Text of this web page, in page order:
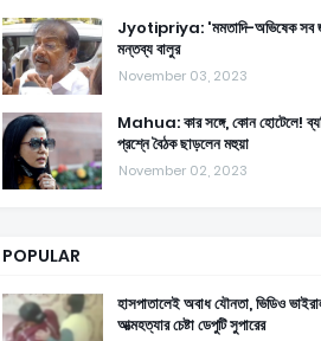
Jyotipriya: 'মমতাদি-অভিষেক সব
মন্তব্য বালুর
November 03, 2023
Mahua: কার সঙ্গে, কোন হোটেলে!
প্রশ্নে বৈঠক ছাড়লেন মহুয়া
November 02, 2023
POPULAR
হাসপাতালেই অবাধ যৌনতা, ভিডিও
আত্মহত্যার চেষ্টা ডেপুটি সুপারের